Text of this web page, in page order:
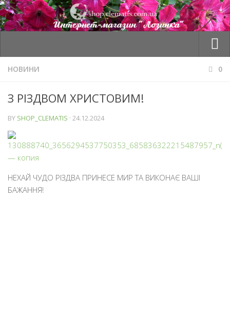
Товари
Корзина
Мій профіль
Сезон “ВЕСНА 2026”
Контакти
НОВИНИ 0
З РІЗДВОМ ХРИСТОВИМ!
BY SHOP_CLEMATIS · 24.12.2024
НЕХАЙ ЧУДО РІЗДВА ПРИНЕСЕ МИР ТА ВИКОНАЄ ВАШІ
БАЖАННЯ!